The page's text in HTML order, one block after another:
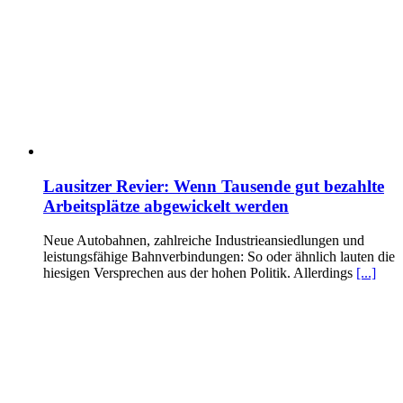
Lausitzer Revier: Wenn Tausende gut bezahlte
Arbeitsplätze abgewickelt werden
Neue Autobahnen, zahlreiche Industrieansiedlungen und
leistungsfähige Bahnverbindungen: So oder ähnlich lauten die
hiesigen Versprechen aus der hohen Politik. Allerdings [...]